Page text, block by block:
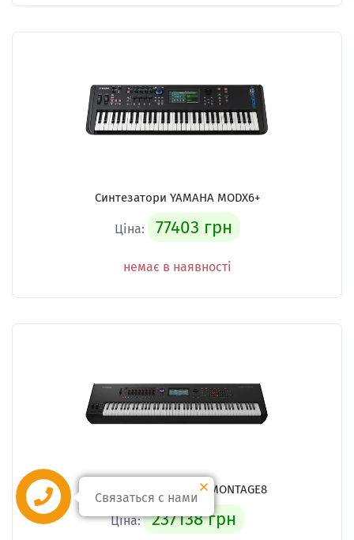
Синтезатори YAMAHA MODX6+
Ціна: 77403 грн
немає в наявності
Синтезатори YAMAHA MONTAGE8
Ціна: 237138 грн
Связаться с нами